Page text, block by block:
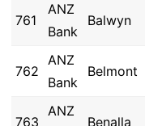
761
ANZ
Bank
Balwyn
762
ANZ
Bank
Belmont
763
ANZ
Benalla